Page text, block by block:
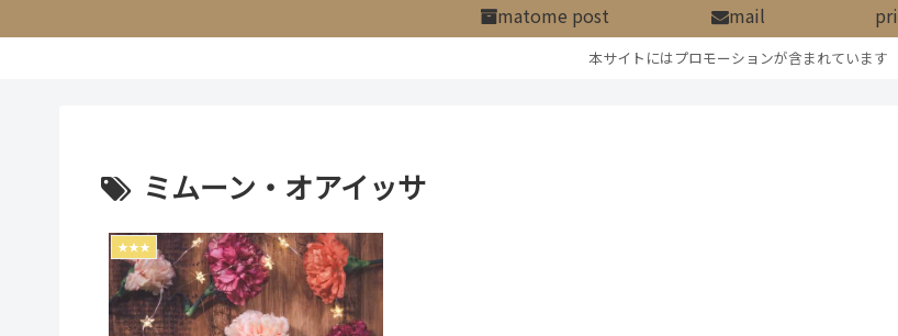
matome post
mail
本サイトにはプロモーションが含まれています
ミムーン・オアイッサ
★★★